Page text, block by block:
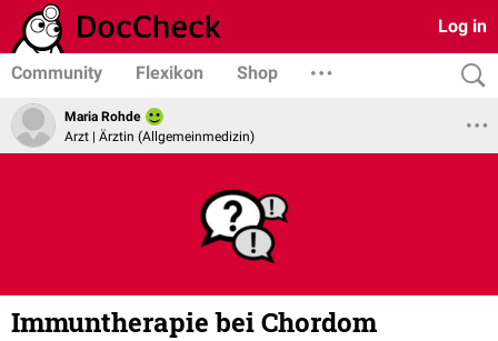
Log in
Community Flexikon Shop
Maria Rohde
Arzt | Ärztin (Allgemeinmedizin)
Immuntherapie bei Chordom